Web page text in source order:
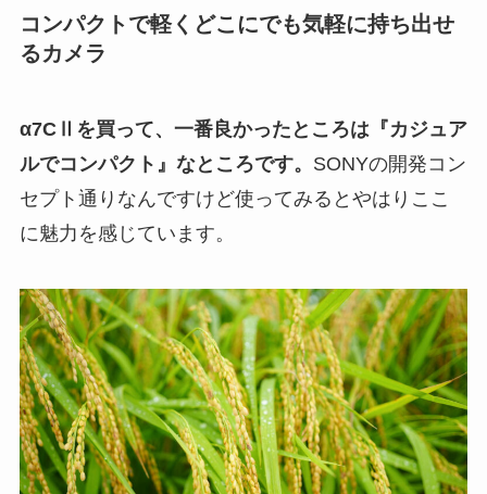
コンパクトで軽くどこにでも気軽に持ち出せ
るカメラ
α7CⅡを買って、一番良かったところは『カジュア
ルでコンパクト』なところです。 SONYの開発コン
セプト通りなんですけど使ってみるとやはりここ
に魅力を感じています。